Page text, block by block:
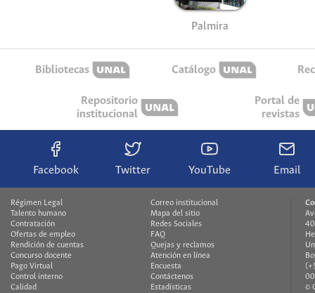
Palmira
Bibliotecas Catálogo
Repositorio
institucional
Portal de
revistas
Facebook Twitter YouTube Email
Régimen Legal
Talento humano
Contratación
Ofertas de empleo
Rendición de cuentas
Concurso docente
Pago Virtual
Control interno
Calidad
Correo institucional
Mapa del sitio
Redes Sociales
FAQ
Quejas y reclamos
Atención en línea
Encuesta
Contáctenos
Estadísticas
©